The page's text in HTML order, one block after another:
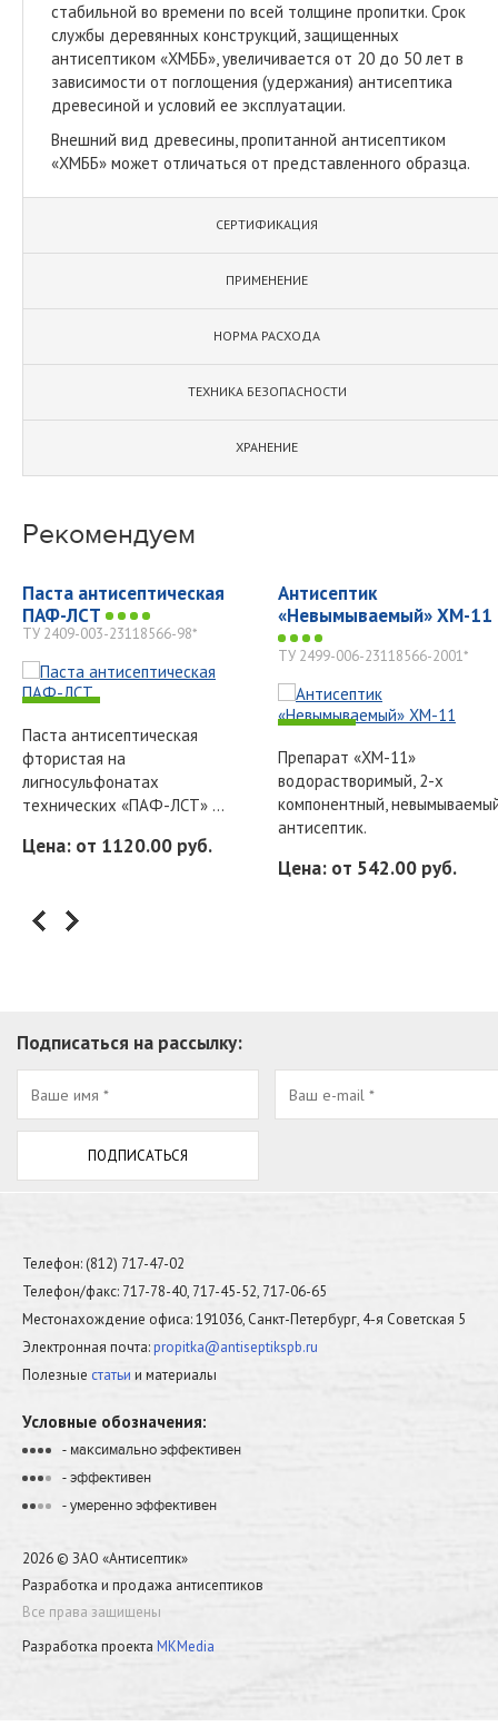
стабильной во времени по всей толщине пропитки. Срок
службы деревянных конструкций, защищенных
антисептиком «ХМББ», увеличивается от 20 до 50 лет в
зависимости от поглощения (удержания) антисептика
древесиной и условий ее эксплуатации.
Внешний вид древесины, пропитанной антисептиком
«ХМББ» может отличаться от представленного образца.
СЕРТИФИКАЦИЯ
ПРИМЕНЕНИЕ
НОРМА РАСХОДА
ТЕХНИКА БЕЗОПАСНОСТИ
ХРАНЕНИЕ
Рекомендуем
Паста антисептическая
ПАФ-ЛСТ
ТУ 2409-003-23118566-98*
Паста антисептическая
фтористая на
лигносульфонатах
технических «ПАФ-ЛСТ» ...
Цена: от 1120.00 руб.
Антисептик
«Невымываемый» ХМ-11
ТУ 2499-006-23118566-2001*
Препарат «ХМ-11»
водорастворимый, 2-х
компонентный,
антисептик.
Цена: от 542.00 руб.
Подписаться на рассылку:
2026 © ЗАО «Антисептик»
Разработка и продажа антисептиков
Все права защищены
Разработка проекта MKMedia
Телефон: (812) 717-47-02
Телефон/факс: 717-78-40, 717-45-52, 717-06-65
Местонахождение офиса: 191036, Санкт-Петербург, 4-я Советская 5
Электронная почта:propitka@antiseptikspb.ru
Полезные статьи и материалы
Условные обозначения:
•••
- максимально эффективен
•••
- эффективен
••• - умеренно эффективен